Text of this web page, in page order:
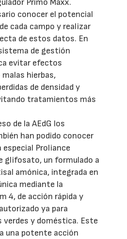
Primo Maxx.
conocer el potencial
cada campo y realizar
de estos datos. En
de gestión
evitar efectos
hierbas,
de densidad y
tratamientos más
de la AEdG los
han podido conocer
especial Proliance
glifosato, un formulado a
amónica, integrada en
mediante la
4, de acción rápida y
ya para
verdes y doméstica. Este
una potente acción